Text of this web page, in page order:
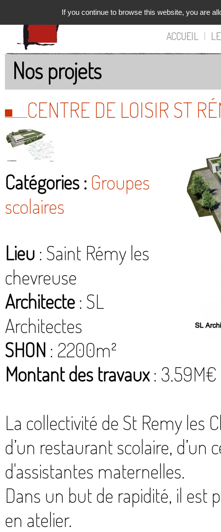
ACCUEIL |
Nos projets
CENTRE DE LOISIR ST
Catégories : Groupes
scolaires
Lieu : Saint Rémy les
chevreuse
Architecte : SL
Architectes
SHON : 2200m²
Montant des travaux: 3.59M€
La collectivité de St Remy les
d’un restaurant scolaire, d’un
d'assistantes maternelles.
Dans un but de rapidité, il
en atelier.
If you continue to browse this website, you are